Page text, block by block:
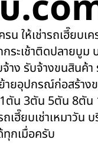
น ให้เช่ารถเฮี๊ยบเ
ระเช้าติดปลายบู
าง รับจ้างขนสินค้
ยอุปกรณ์ก่อสร้าง
ตัน 3ตัน 5ตัน 8ตั
เฮี๊ยบเช่าเหมาวัน
ทุกเมื่อครับ